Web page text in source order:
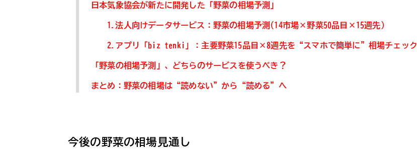
日本気象協会が新たに開発した「野菜の相場予測」
1.法人向けデータサービス：野菜の相場予測(14市場×野菜50品目×15週先)
2.アプリ「biz tenki」：主要野菜15品目×8週先を“スマホで簡単に”相場チェック
「野菜の相場予測」、どちらのサービスを使うべき？
まとめ：野菜の相場は“読めない”から“読める”へ
今後の野菜の相場見通し